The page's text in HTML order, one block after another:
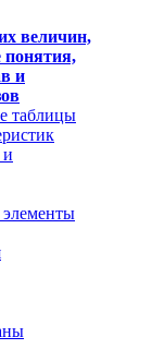
величин,
понятия,
и
таблицы
и